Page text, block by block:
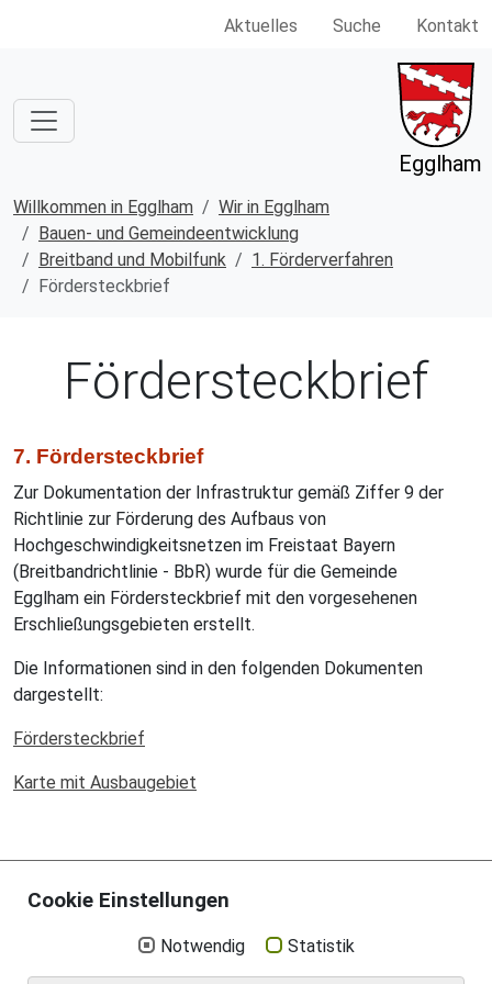
Aktuelles Suche Kontakt
Egglham
Willkommen in Egglham
Wir in Egglham
Bauen- und Gemeindeentwicklung
Breitband und Mobilfunk
1. Förderverfahren
Fördersteckbrief
Fördersteckbrief
7. Fördersteckbrief
Zur Dokumentation der Infrastruktur gemäß Ziffer 9 der
Richtlinie zur Förderung des Aufbaus von
Hochgeschwindigkeitsnetzen im Freistaat Bayern
(Breitbandrichtlinie - BbR) wurde für die Gemeinde
Egglham ein Fördersteckbrief mit den vorgesehenen
Erschließungsgebieten erstellt.
Die Informationen sind in den folgenden Dokumenten
dargestellt:
Fördersteckbrief
Karte mit Ausbaugebiet
Cookie Einstellungen
Notwendig Statistik